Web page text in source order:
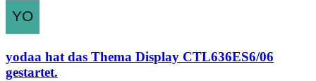
yodaa hat das Thema Display CTL636ES6/06
gestartet.